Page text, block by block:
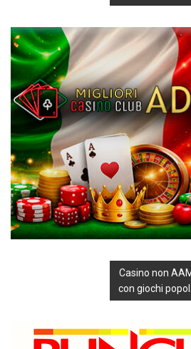
Casino non
con giochi